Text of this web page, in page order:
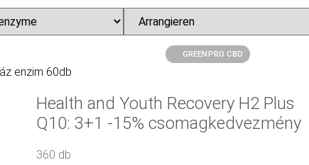
GREENPRO CBD
Health and Youth Recovery H2 Plus
Q10: 3+1 -15% csomagkedvezmény
360 db